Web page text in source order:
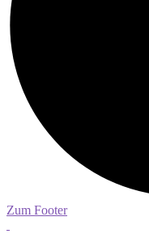
Zum Footer